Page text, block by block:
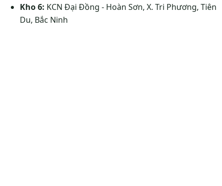
Kho 6: KCN Đại Đồng - Hoàn Sơn, X. Tri Phương, Tiên
Du, Bắc Ninh